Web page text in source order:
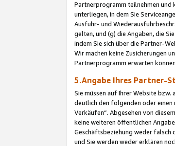
Partnerprogramm teilnehmen und
unterliegen, in dem Sie
Ausfuhr- und
gelten, und (g) die Angaben, die
indem Sie sich über die Partner-
Wir machen keine Zusicherungen
Partnerprogramm erwarten
5.Angabe Ihres Partner-
Sie müssen auf Ihrer Website
deutlich den folgenden oder einen
Verkäufen“. Abgesehen von
keine weiteren öffentlichen
Geschäftsbeziehung weder falsch
und Sie werden weder erklären